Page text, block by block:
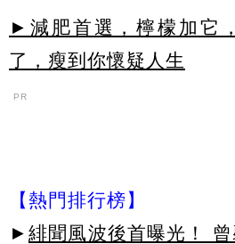
►減肥首選，檸檬加它
了，瘦到你懷疑人生
PR
【熱門排行榜】
► 緋聞風波後首曝光！